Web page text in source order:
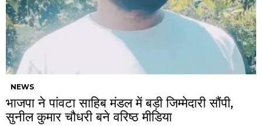
NEWS
भाजपा ने पांवटा साहिब मंडल में बड़ी जिम्मेदारी सौंपी,
सुनील कुमार चौधरी बने वरिष्ठ मीडिया